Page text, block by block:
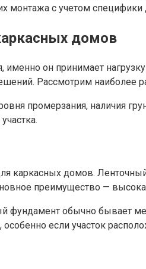
монтажа с учетом специфики
домов
он принимает
Рассмотрим наиболее
промерзания, наличия
каркасных домов.
преимущество —
фундамент обычно бывает
если участок